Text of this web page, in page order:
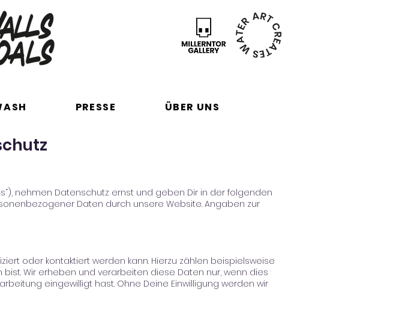
PRESSE ÜBER UNS
nehmen Datenschutz ernst und geben Dir in der folgenden
Daten durch unsere Website. Angaben zur
oder kontaktiert werden kann. Hierzu zählen beispielsweise
Wir erheben und verarbeiten diese Daten nur, wenn dies
eingewilligt hast. Ohne Deine Einwilligung werden wir